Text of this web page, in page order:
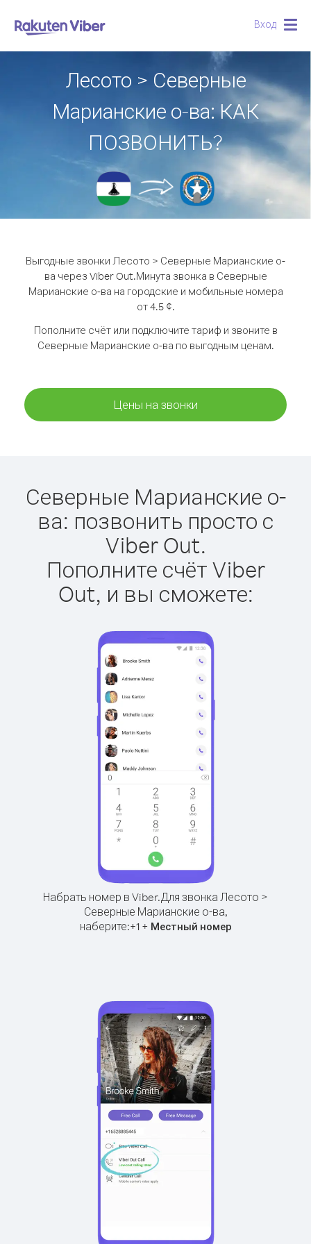
Вход
Лесото > Северные
Марианские о-ва: КАК
ПОЗВОНИТЬ?
Выгодные звонки Лесото > Северные Марианские о-
ва через Viber Out.Минута звонка в Северные
Марианские о-ва на городские и мобильные номера
от 4.5 ¢.
Пополните счёт или подключите тариф и звоните в
Северные Марианские о-ва по выгодным ценам.
Цены на звонки
Северные Марианские о-
ва: позвонить просто с
Viber Out.
Пополните счёт Viber
Out, и вы сможете:
Набрать номер в Viber.Для звонка Лесото >
Северные Марианские о-ва,
наберите:+1+ Местный номер